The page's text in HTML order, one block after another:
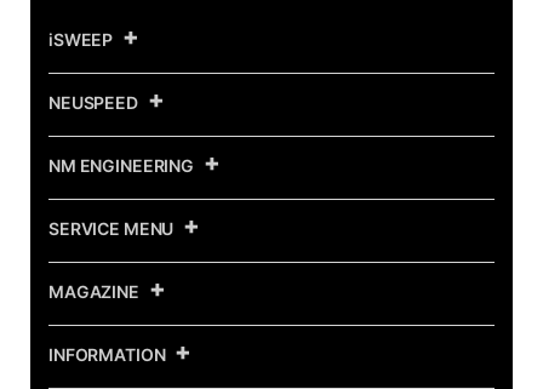
iSWEEP
NEUSPEED
NM ENGINEERING
SERVICE MENU
MAGAZINE
INFORMATION